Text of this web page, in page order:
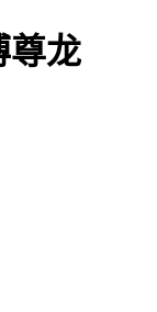
尊龙